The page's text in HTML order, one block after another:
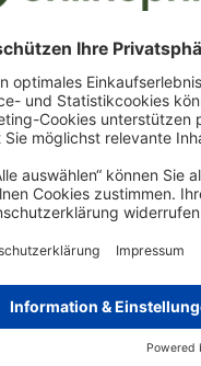
Trodat
5204
Trodat
Trodat